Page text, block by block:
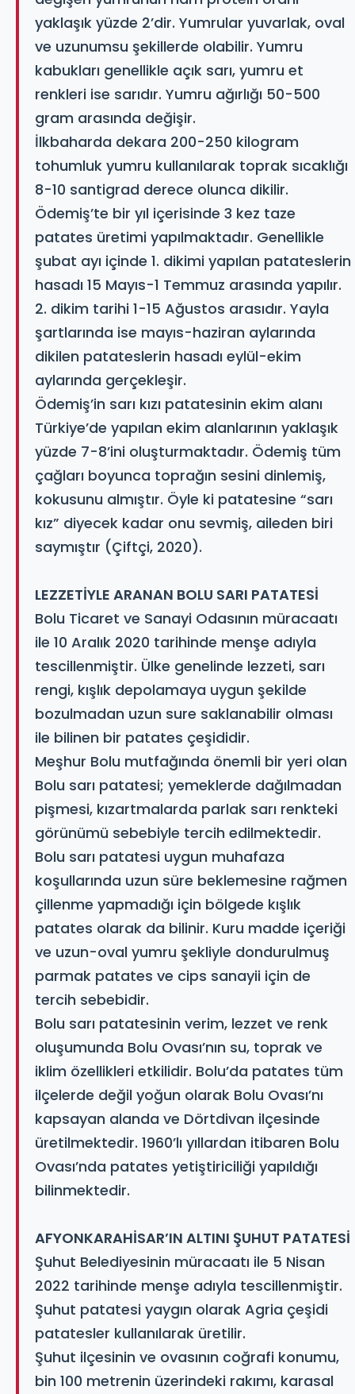
yaklaşık yüzde 2’dir. Yumrular yuvarlak, oval
ve uzunumsu şekillerde olabilir. Yumru
kabukları genellikle açık sarı, yumru et
renkleri ise sarıdır. Yumru ağırlığı 50-500
gram arasında değişir.
İlkbaharda dekara 200-250 kilogram
tohumluk yumru kullanılarak toprak sıcaklığı
8-10 santigrad derece olunca dikilir.
Ödemiş’te bir yıl içerisinde 3 kez taze
patates üretimi yapılmaktadır. Genellikle
şubat ayı içinde 1. dikimi yapılan patateslerin
hasadı 15 Mayıs-1 Temmuz arasında yapılır.
2. dikim tarihi 1-15 Ağustos arasıdır. Yayla
şartlarında ise mayıs-haziran aylarında
dikilen patateslerin hasadı eylül-ekim
aylarında gerçekleşir.
Ödemiş’in sarı kızı patatesinin ekim alanı
Türkiye’de yapılan ekim alanlarının yaklaşık
yüzde 7-8’ini oluşturmaktadır. Ödemiş tüm
çağları boyunca toprağın sesini dinlemiş,
kokusunu almıştır. Öyle ki patatesine “sarı
kız” diyecek kadar onu sevmiş, aileden biri
saymıştır (Çiftçi, 2020).
LEZZETİYLE ARANAN BOLU SARI PATATESİ
Bolu Ticaret ve Sanayi Odasının müracaatı
ile 10 Aralık 2020 tarihinde menşe adıyla
tescillenmiştir. Ülke genelinde lezzeti, sarı
rengi, kışlık depolamaya uygun şekilde
bozulmadan uzun sure saklanabilir olması
ile bilinen bir patates çeşididir.
Meşhur Bolu mutfağında önemli bir yeri olan
Bolu sarı patatesi; yemeklerde dağılmadan
pişmesi, kızartmalarda parlak sarı renkteki
görünümü sebebiyle tercih edilmektedir.
Bolu sarı patatesi uygun muhafaza
koşullarında uzun süre beklemesine rağmen
çillenme yapmadığı için bölgede kışlık
patates olarak da bilinir. Kuru madde içeriği
ve uzun-oval yumru şekliyle dondurulmuş
parmak patates ve cips sanayii için de
tercih sebebidir.
Bolu sarı patatesinin verim, lezzet ve renk
oluşumunda Bolu Ovası’nın su, toprak ve
iklim özellikleri etkilidir. Bolu’da patates tüm
ilçelerde değil yoğun olarak Bolu Ovası’nı
kapsayan alanda ve Dörtdivan ilçesinde
üretilmektedir. 1960’lı yıllardan itibaren Bolu
Ovası’nda patates yetiştiriciliği yapıldığı
bilinmektedir.
AFYONKARAHİSAR’IN ALTINI ŞUHUT PATATESİ
Şuhut Belediyesinin müracaatı ile 5 Nisan
2022 tarihinde menşe adıyla tescillenmiştir.
Şuhut patatesi yaygın olarak Agria çeşidi
patatesler kullanılarak üretilir.
Şuhut ilçesinin ve ovasının coğrafi konumu,
bin 100 metrenin üzerindeki rakımı, karasal